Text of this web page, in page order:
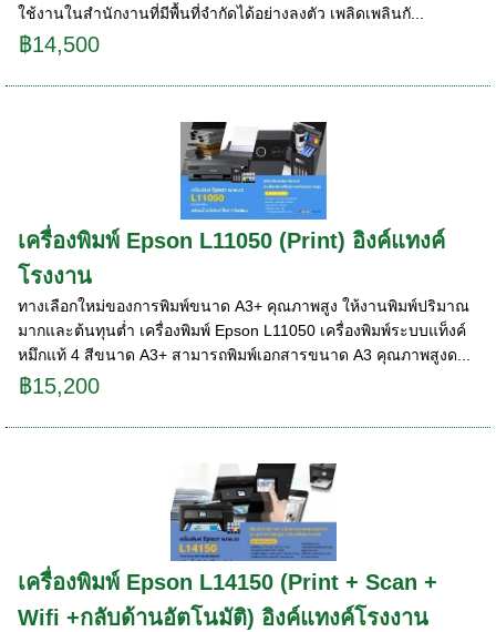
ใช้งานในสำนักงานที่มีพื้นที่จำกัดได้อย่างลงตัว เพลิดเพลินกั...
฿14,500
เครื่องพิมพ์ Epson L11050 (Print) อิงค์แทงค์
โรงงาน
ทางเลือกใหม่ของการพิมพ์ขนาด A3+ คุณภาพสูง ให้งานพิมพ์ปริมาณ
มากและต้นทุนต่ำ เครื่องพิมพ์ Epson L11050 เครื่องพิมพ์ระบบแท็งค์
หมึกแท้ 4 สีขนาด A3+ สามารถพิมพ์เอกสารขนาด A3 คุณภาพสูงด...
฿15,200
เครื่องพิมพ์ Epson L14150 (Print + Scan +
Wifi +กลับด้านอัตโนมัติ) อิงค์แทงค์โรงงาน